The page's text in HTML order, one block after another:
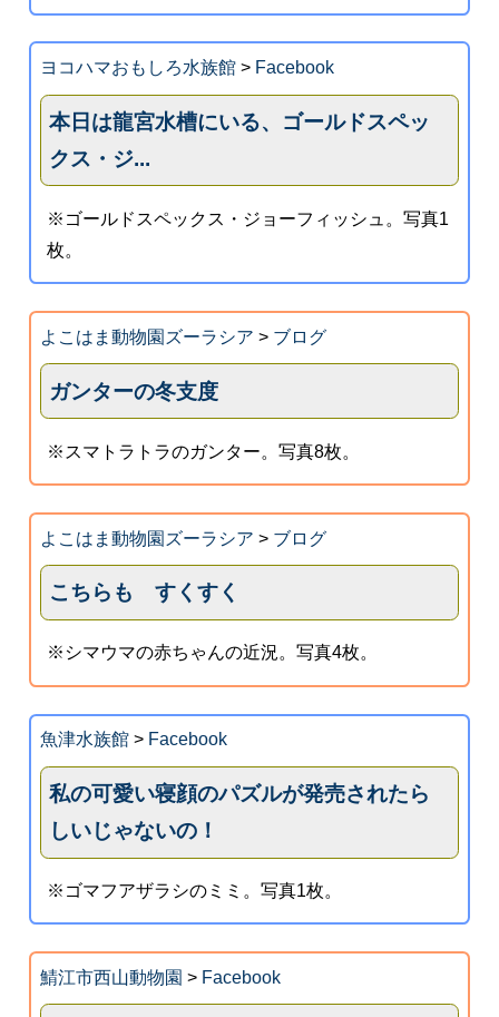
ヨコハマおもしろ水族館> Facebook
本日は龍宮水槽にいる、ゴールドスペッ
クス・ジ...
※ゴールドスペックス・ジョーフィッシュ。写真1
枚。
よこはま動物園ズーラシア > ブログ
ガンターの冬支度
※スマトラトラのガンター。写真8枚。
よこはま動物園ズーラシア > ブログ
こちらも すくすく
※シマウマの赤ちゃんの近況。写真4枚。
魚津水族館> Facebook
私の可愛い寝顔のパズルが発売されたら
しいじゃないの！
※ゴマフアザラシのミミ。写真1枚。
鯖江市西山動物園 > Facebook